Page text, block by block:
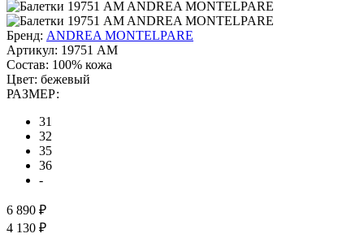
Бренд: ANDREA MONTELPARE
Артикул: 19751 AM
Состав: 100% кожа
Цвет: бежевый
РАЗМЕР:
31
32
35
36
-
6 890 ₽
4 130 ₽